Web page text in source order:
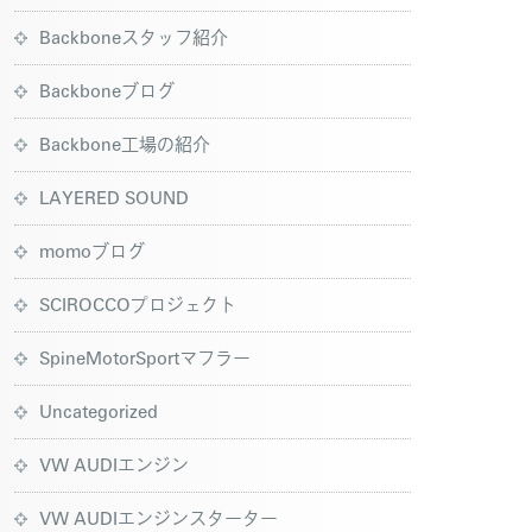
Backboneスタッフ紹介
Backboneブログ
Backbone工場の紹介
LAYERED SOUND
momoブログ
SCIROCCOプロジェクト
SpineMotorSportマフラー
Uncategorized
VW AUDIエンジン
VW AUDIエンジンスターター